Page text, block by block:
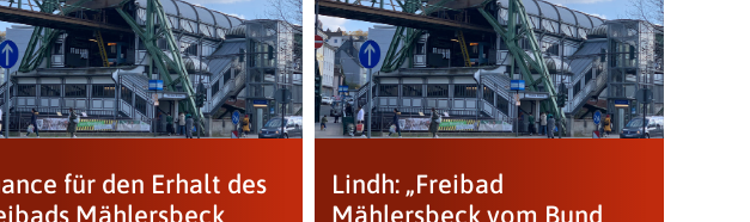
für den Erhalt des
Mählersbeck
Lindh: „Freibad
Mählersbeck vom Bund